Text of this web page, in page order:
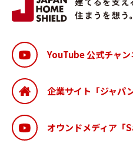
YouTube 公式チャン
企業サイト「ジャパ
オウンドメディア「